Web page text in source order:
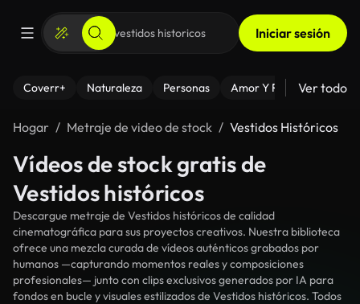
Iniciar sesión
Coverr+ Naturaleza Personas Amor Y Relaciones
Ver todo
Hogar Metraje de video de stock Vestidos Históricos
Vídeos de stock gratis de
Vestidos históricos
Descargue metraje de Vestidos históricos de calidad
cinematográfica para sus proyectos creativos. Nuestra biblioteca
ofrece una mezcla curada de vídeos auténticos grabados por
humanos —capturando momentos reales y composiciones
profesionales— junto con clips exclusivos generados por IA para
fondos en bucle y visuales estilizados de Vestidos históricos. Todos